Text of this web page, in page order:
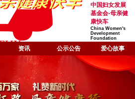
中国妇女发展
基金会-母亲健
康快车
China Women's
Development
Foundation
资讯 公示公告 爱心故事